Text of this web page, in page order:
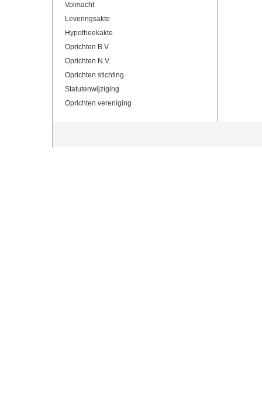
Volmacht
Leveringsakte
Hypotheekakte
Oprichten B.V.
Oprichten N.V.
Oprichten stichting
Statutenwijziging
Oprichten vereniging